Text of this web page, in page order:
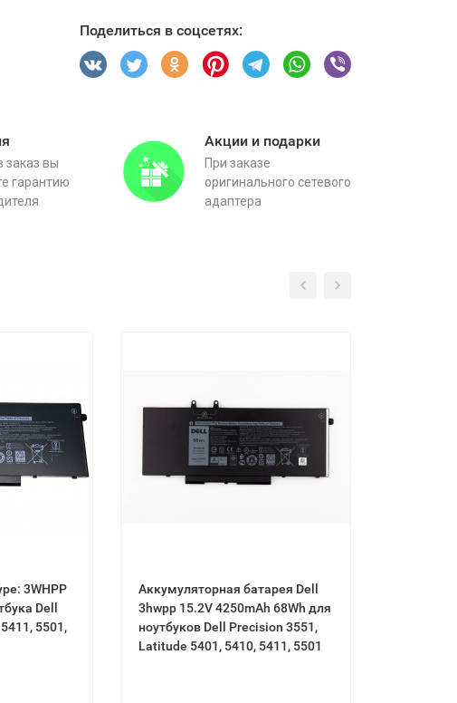
Поделиться в соцсетях:
вы
гарантию
Акции и подарки
При заказе
оригинального сетевого
адаптера
3WHPP
5501,
Аккумуляторная батарея Dell
3hwpp 15.2V 4250mAh 68Wh для
ноутбуков Dell Precision 3551,
Latitude 5401, 5410, 5411, 5501